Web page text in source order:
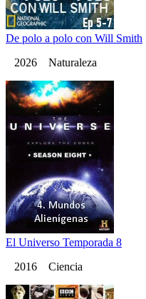
De polo a polo con Will Smith
2026 Naturaleza
El Universo Temporada 8
2016 Ciencia